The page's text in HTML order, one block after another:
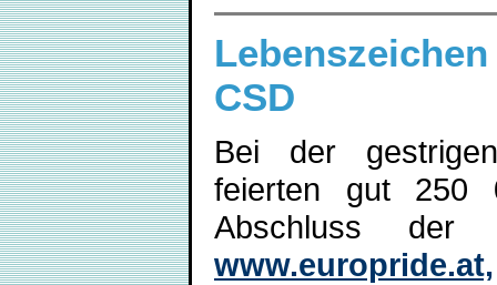
CSD
Bei der
feierten gut 250
Abschluss der
www.europride.at,